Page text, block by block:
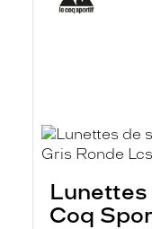
Lunettes
Coq